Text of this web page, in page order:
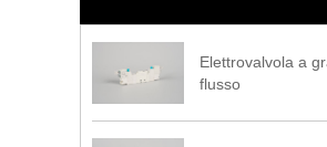
Elettrovalvola a
flusso